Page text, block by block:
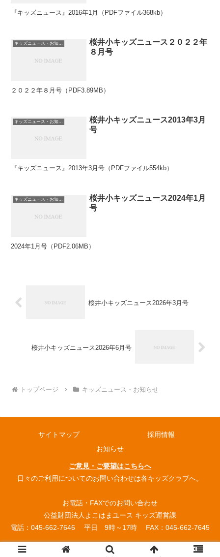
『キッズニュース』2016年1月（PDFファイル368kb）
キッズニュース・お知らせ
桜井小キッズニュース２０２２年
８月号
２０２２年８月号（PDF3.89MB）
桜井小キッズニュース2013年3月
号
『キッズニュース』2013年3月号（PDFファイル554kb）
キッズニュース・お知らせ
桜井小キッズニュース2024年1月
号
2024年1月号（PDF2.06MB）
桜井小キッズニュース2026年3月号
桜井小キッズニュース2026年6月号
トップページ キッズニュース・お知らせ
サイトマップ
採用情報
お知らせ
ご意見・ご要望はこちらへ
日々のご利用についてのお問い合わせは各キッズクラブへ。
お電話・FAXでのお問い合わせ
公益財団法人よこはまユース キッズ運営課
電話：045-662-7646 平日 9時～17時 FAX：045-662-7645
© 2004 よこはまユース放課後キッズクラブ